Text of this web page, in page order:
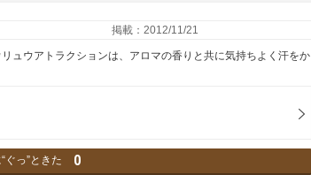
掲載：2012/11/21
ュウアトラクションは、アロマの香りと共に気持ちよく汗をか
ぐっ”ときた 0